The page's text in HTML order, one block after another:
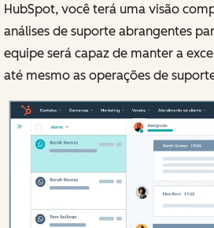
HubSpot, você terá uma visão
análises de suporte abrangentes
equipe será capaz de manter a
até mesmo as operações de